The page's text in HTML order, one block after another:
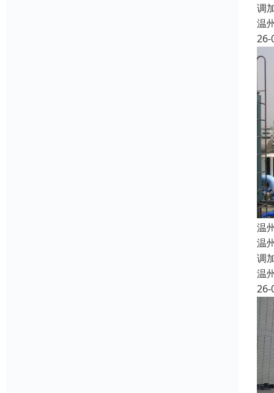
调
温
26-
温
温
调
温
26-